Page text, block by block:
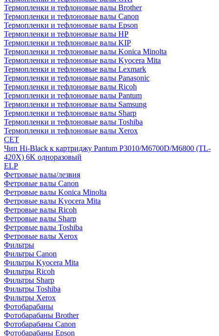
Термопленки и тефлоновые валы Brother
Термопленки и тефлоновые валы Canon
Термопленки и тефлоновые валы Epson
Термопленки и тефлоновые валы HP
Термопленки и тефлоновые валы KIP
Термопленки и тефлоновые валы Konica Minolta
Термопленки и тефлоновые валы Kyocera Mita
Термопленки и тефлоновые валы Lexmark
Термопленки и тефлоновые валы Panasonic
Термопленки и тефлоновые валы Ricoh
Термопленки и тефлоновые валы Pantum
Термопленки и тефлоновые валы Samsung
Термопленки и тефлоновые валы Sharp
Термопленки и тефлоновые валы Toshiba
Термопленки и тефлоновые валы Xerox
CET
Чип Hi-Black к картриджу Pantum P3010/M6700D/M6800 (TL-
420X) 6K одноразовый
ELP
Фетровые валы/лезвия
Фетровые валы Canon
Фетровые валы Konica Minolta
Фетровые валы Kyocera Mita
Фетровые валы Ricoh
Фетровые валы Sharp
Фетровые валы Toshiba
Фетровые валы Xerox
Фильтры
Фильтры Canon
Фильтры Kyocera Mita
Фильтры Ricoh
Фильтры Sharp
Фильтры Toshiba
Фильтры Xerox
Фотобарабаны
Фотобарабаны Brother
Фотобарабаны Canon
Фотобарабаны Epson